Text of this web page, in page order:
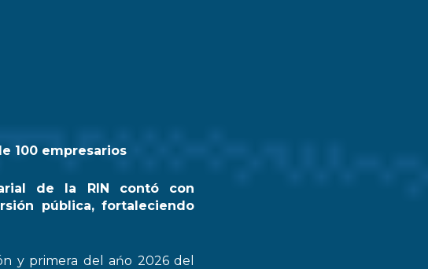
100 empresarios
de la RIN contó con
pública, fortaleciendo
y primera del ańo 2026 del